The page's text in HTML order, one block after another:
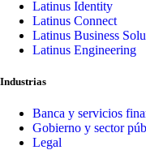
Latinus Identity
Latinus Connect
Latinus Business
Latinus Engineering
Industrias
Banca y servicios
Gobierno y sector
Legal